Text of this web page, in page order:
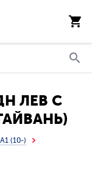
ЛЕВ С
(10-)